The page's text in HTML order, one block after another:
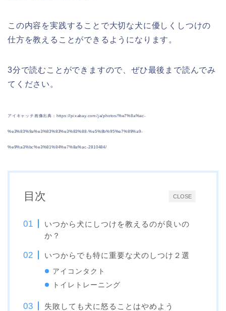
この内容を実践することで大切な犬に優しくしつけの
仕方を教えることができるようになります。
3分で読むことができますので、ぜひ最後まで読んでみ
てください。
アイキャッチ画像出典：https://pixabay.com/ja/photos/%e7%8a%ac-
%e3%83%9a%e3%83%83%e3%83%88-%e5%8b%95%e7%89%a9-
%e9%a3%bc%e3%81%84%e7%8a%ac-2810484/
CLOSE
目次
いつから犬にしつけを教えるのが良いの
か？
いつからでも特に重要な犬のしつけ２選
アイコンタクト
トイレトレーニング
失敗しても犬に怒ることはやめよう